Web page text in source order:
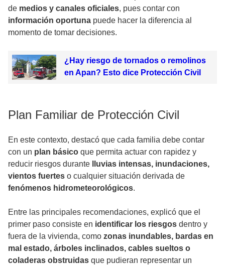
de medios y canales oficiales, pues contar con
información oportuna puede hacer la diferencia al
momento de tomar decisiones.
¿Hay riesgo de tornados o remolinos
en Apan? Esto dice Protección Civil
Plan Familiar de Protección Civil
En este contexto, destacó que cada familia debe contar
con un plan básico que permita actuar con rapidez y
reducir riesgos durante
lluvias intensas, inundaciones,
vientos fuertes o cualquier situación derivada de
fenómenos hidrometeorológicos.
Entre las principales recomendaciones, explicó que el
primer paso consiste en identificar los riesgos dentro y
fuera de la vivienda, como zonas inundables, bardas en
mal estado, árboles inclinados, cables sueltos o
coladeras obstruidas que pudieran representar un